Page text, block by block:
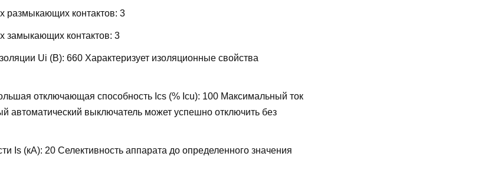
размыкающих контактов: 3
замыкающих контактов: 3
Ui (В): 660 Характеризует изоляционные свойства
отключающая способность Ics (% Icu): 100 Максимальный ток
автоматический выключатель может успешно отключить без
Is (кА): 20 Селективность аппарата до определенного значения